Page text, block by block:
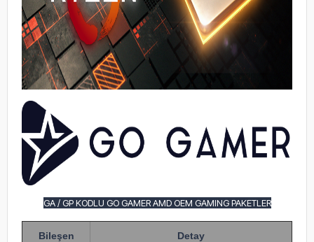
GA / GP KODLU GO GAMER AMD OEM GAMING PAKETLER
Bileşen Detay